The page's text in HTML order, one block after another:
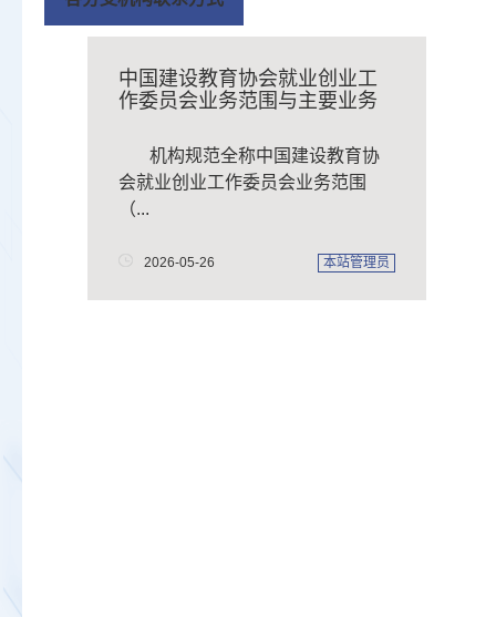
中国建设教育协会就业创业工
作委员会业务范围与主要业务
机构规范全称中国建设教育协
会就业创业工作委员会业务范围
（...
2026-05-26 本站管理员